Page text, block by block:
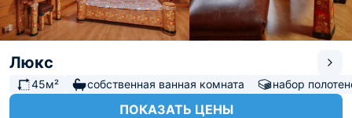
Люкс
45м² собственная ванная комната набор
ПОКАЗАТЬ ЦЕНЫ